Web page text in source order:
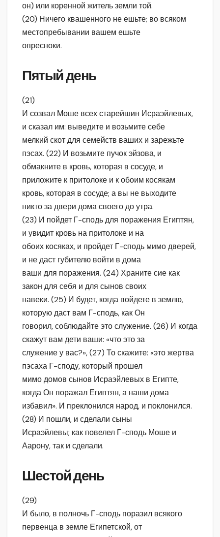
он) или коренной житель земли той.
(20) Ничего квашенного не ешьте; во всяком
местопребывании вашем ешьте
опресноки.
Пятый день
(21)
И созвал Моше всех старейшин Исраэйлевых,
и сказал им: выведите и возьмите себе
мелкий скот для семейств ваших и зарежьте
пэсах. (22) И возьмите пучок эйзова, и
обмакните в кровь, которая в сосуде, и
приложите к притолоке и к обоим косякам
кровь, которая в сосуде; а вы не выходите
никто за двери дома своего до утра.
(23) И пойдет Г-сподь для поражения Египтян,
и увидит кровь на притолоке и на
обоих косяках, и пройдет Г-сподь мимо дверей,
и не даст губителю войти в дома
ваши для поражения. (24) Храните сие как
закон для себя и для сынов своих
навеки. (25) И будет, когда войдете в землю,
которую даст вам Г-сподь, как Он
говорил, соблюдайте это служение. (26) И когда
скажут вам дети ваши: «что это за
служение у вас?», (27) То скажите: «это жертва
пэсаха Г-споду, который прошел
мимо домов сынов Исраэйлевых в Египте,
когда Он поражал Египтян, а наши дома
избавил». И преклонился народ, и поклонился.
(28) И пошли, и сделали сыны
Исраэйлевы; как повелел Г-сподь Моше и
Аарону, так и сделали.
Шестой день
(29)
И было, в полночь Г-сподь поразил всякого
первенца в земле Египетской, от